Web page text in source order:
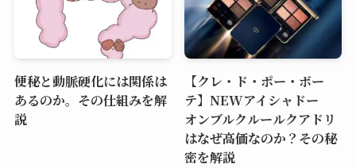
便秘と動脈硬化には関係は
あるのか。その仕組みを解
説
【クレ・ド・ポー・ボー
テ】NEWアイシャドー
オンブルクルールクアドリ
はなぜ高価なのか？その秘
密を解説